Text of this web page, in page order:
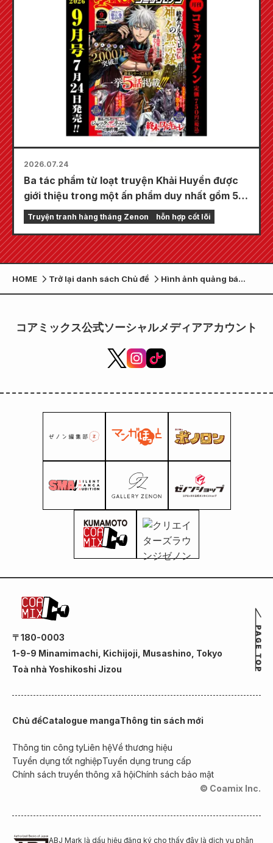
vào ngày 20 tháng 10!
2026.07.24
Ba tác phẩm từ loạt truyện Khải Huyền được
giới thiệu trong một ấn phẩm duy nhất gồm 5
chương!! "Monthly Comic Zenon số tháng 9
năm 2026" sẽ được bán ra vào ngày 24 tháng
7!!
Truyện tranh hàng tháng Zenon hỗn hợp cốt lõi
HOME Trở lại danh sách Chủ đề
Hình ảnh quảng bá
chính thứ hai đã được
như Kenshiro, Shin và
コアミックス公式ソーシャルメディアアカウント
〒180-0003
1-9-9 Minamimachi, Kichijoji, Musashino, Tokyo
Toà nhà Yoshikoshi Jizou
Chủ đềCatalogue mangaThông tin sách mới
Thông tin công tyLiên hệVề thương hiệu
Tuyển dụng tốt nghiệpTuyển dụng trung cấp
Chính sách truyền thông xã hộiChính sách bảo mật
© Coamix Inc.
ABJ Mark là dấu hiệu đăng ký cho thấy đây là dịch vụ phân